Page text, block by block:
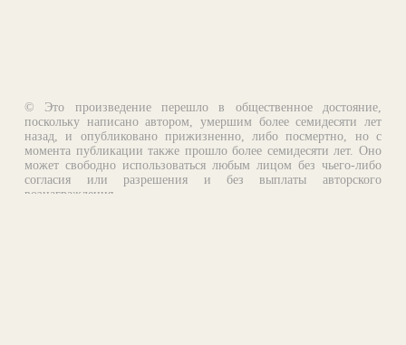
© Это произведение перешло в общественное достояние,
поскольку написано автором, умершим более семидесяти лет
назад, и опубликовано прижизненно, либо посмертно, но с
момента публикации также прошло более семидесяти лет. Оно
может свободно использоваться любым лицом без чьего-либо
согласия или разрешения и без выплаты авторского
вознаграждения.